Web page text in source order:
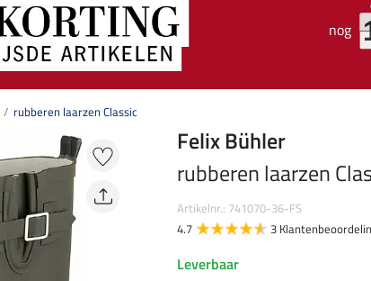
nog
rubberen laarzen Classic
Felix Bühler
rubberen laarzen
Artikelnr.: 741070-36-FS
4.7
3
Leverbaar